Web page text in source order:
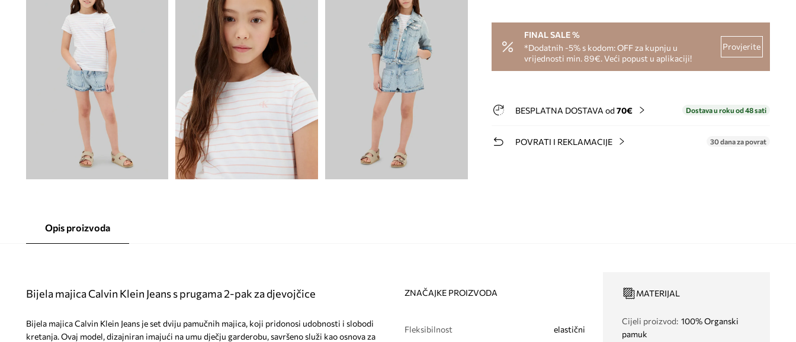
FINAL SALE %
*Dodatnih -5% s kodom: OFF za kupnju u
vrijednosti min. 89€. Veći popust u aplikaciji!
Provjerite
BESPLATNA DOSTAVA od 70€ Dostava u roku od 48 sati
POVRATI I REKLAMACIJE 30 dana za povrat
Opis proizvoda
Bijela majica Calvin Klein Jeans s prugama 2-pak za djevojčice
Bijela majica Calvin Klein Jeans je set dviju pamučnih majica, koji pridonosi udobnosti i slobodi
kretanja. Ovaj model, dizajniran imajući na umu dječju garderobu, savršeno služi kao osnova za
ZNAČAJKE PROIZVODA
Fleksibilnost elastični
MATERIJAL
Cijeli proizvod: 100% Organski
pamuk